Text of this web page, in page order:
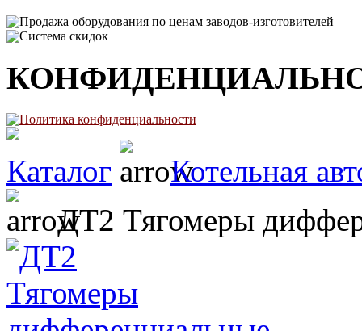
Продажа оборудования по ценам заводов-изготовителей
Система скидок
Политика конфиденциальности
Каталог
Котельная
ДТ2 Тягомеры